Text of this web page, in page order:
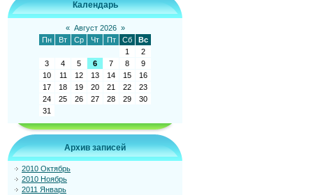
Календарь
« Август 2026 »
Пн
Вт Ср Чт Пт Сб
Вс
1
2
3
4 5 6 7 8
9
10
11 12 13 14 15
16
17
18 19 20 21 22
23
24
25 26 27 28 29
30
31
Архив записей
2010 Октябрь
2010 Ноябрь
2011 Январь